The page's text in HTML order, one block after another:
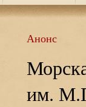
Анонс
им.